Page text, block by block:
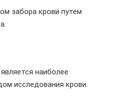
забора крови путем
наиболее
исследования крови.